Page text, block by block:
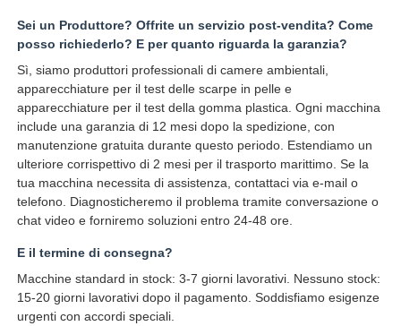
Sei un Produttore? Offrite un servizio post-vendita? Come
posso richiederlo? E per quanto riguarda la garanzia?
Sì, siamo produttori professionali di camere ambientali,
apparecchiature per il test delle scarpe in pelle e
apparecchiature per il test della gomma plastica. Ogni macchina
include una garanzia di 12 mesi dopo la spedizione, con
manutenzione gratuita durante questo periodo. Estendiamo un
ulteriore corrispettivo di 2 mesi per il trasporto marittimo. Se la
tua macchina necessita di assistenza, contattaci via e-mail o
telefono. Diagnosticheremo il problema tramite conversazione o
chat video e forniremo soluzioni entro 24-48 ore.
E il termine di consegna?
Macchine standard in stock: 3-7 giorni lavorativi. Nessuno stock:
15-20 giorni lavorativi dopo il pagamento. Soddisfiamo esigenze
urgenti con accordi speciali.